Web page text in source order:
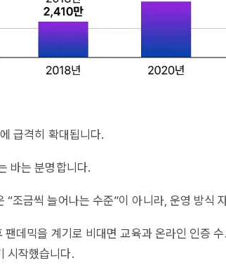
급격히 확대됩니다.
바는 분명합니다.
“조금씩 늘어나는 수준”이 아니라, 운영 방식
데믹을 계기로 비대면 교육과 온라인 인증
시작했습니다.